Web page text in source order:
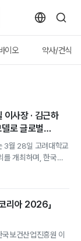
이오 약사/건식
사장 · 김근하
로 글로벌
3월 28일 고려대학교
를 개최하며, 한국
리아 2026」
보건산업진흥원 이